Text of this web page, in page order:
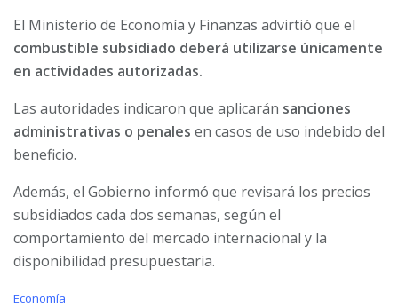
El Ministerio de Economía y Finanzas advirtió que el
combustible subsidiado deberá utilizarse únicamente
en actividades autorizadas.
Las autoridades indicaron que aplicarán sanciones
administrativas o penales en casos de uso indebido del
beneficio.
Además, el Gobierno informó que revisará los precios
subsidiados cada dos semanas, según el
comportamiento del mercado internacional y la
disponibilidad presupuestaria.
C
Economía